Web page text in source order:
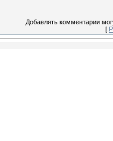
Добавлять комментарии
[